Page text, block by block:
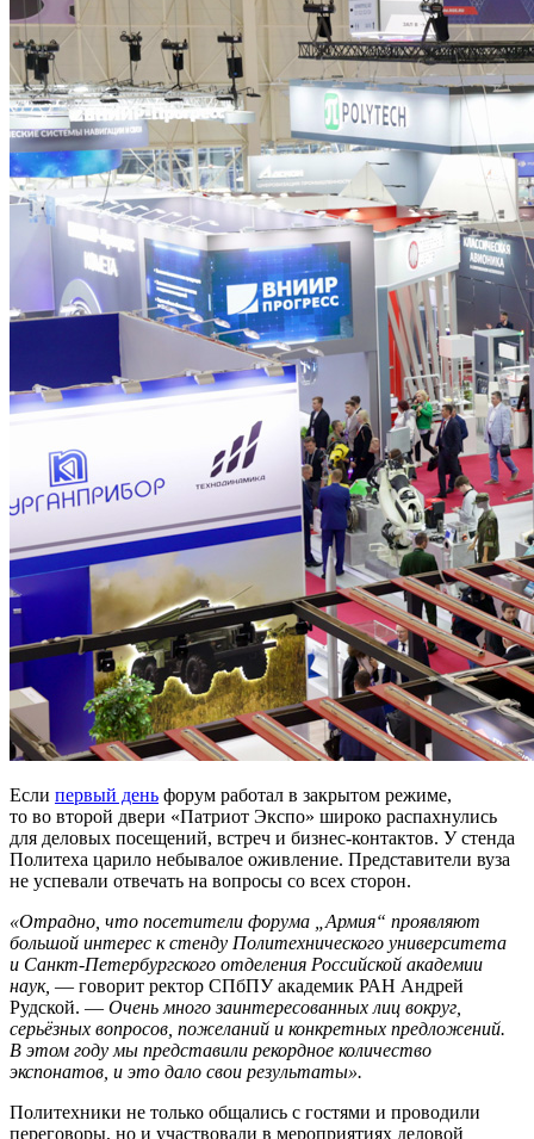
Если первый день форум работал в закрытом режиме,
то во второй двери «Патриот Экспо» широко распахнулись
для деловых посещений, встреч и бизнес-контактов. У стенда
Политеха царило небывалое оживление. Представители вуза
не успевали отвечать на вопросы со всех сторон.
«Отрадно, что посетители форума „Армия“ проявляют
большой интерес к стенду Политехнического университета
и Санкт-Петербургского отделения Российской академии
наук, — говорит ректор СПбПУ академик РАН Андрей
Рудской. — Очень много заинтересованных лиц вокруг,
серьёзных вопросов, пожеланий и конкретных предложений.
В этом году мы представили рекордное количество
экспонатов, и это дало свои результаты».
Политехники не только общались с гостями и проводили
переговоры, но и участвовали в мероприятиях деловой